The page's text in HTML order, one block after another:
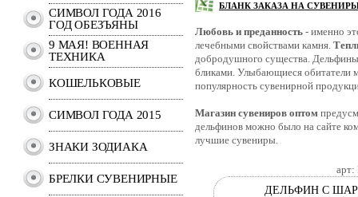
СИМВОЛ ГОДА 2016
ГОД ОБЕЗЪЯНЫ
9 МАЯ! ВОЕННАЯ
ТЕХНИКА
КОШЕЛЬКОВЫЕ
СИМВОЛ ГОДА 2015
ЗНАКИ ЗОДИАКА
БРЕЛКИ СУВЕНИРНЫЕ
БЛАНК ЗАКАЗА НА
Любовь и преданность - именно
лечебными свойствами камня.
добродушного существа.
бликами. Улыбающиеся обитатели
популярность сувенирной
Магазин сувениров оптом
дельфинов можно было на сайте
лучшие сувениры.
арт:
ДЕЛЬФИН С